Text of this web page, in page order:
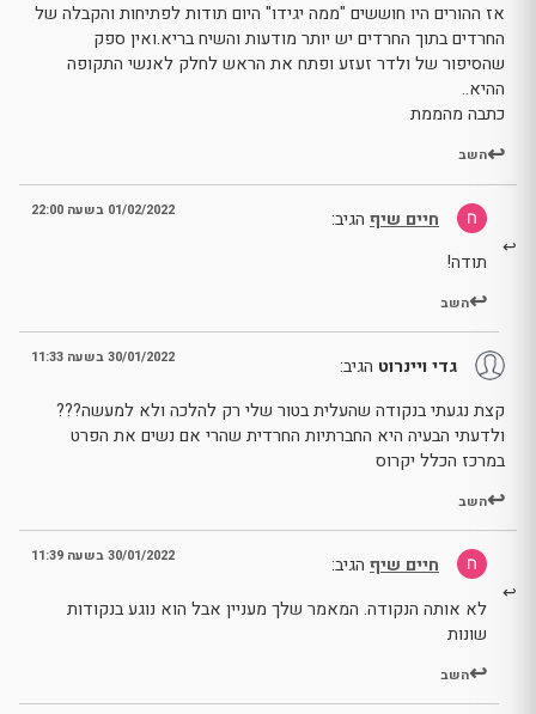
אז ההורים היו חוששים "ממה יגידו" היום תודות לפתיחות והקבלה של
החרדים בתוך החרדים יש יותר מודעות והשיח בריא.ואין ספק
שהסיפור של ולדר זעזע ופתח את הראש לחלק לאנשי התקופה
ההיא..
כתבה מהממת
השב
חיים שיף הגיב: 01/02/2022 בשעה 22:00
תודה!
השב
גדי ויינרוט הגיב: 30/01/2022 בשעה 11:33
קצת נגעתי בנקודה שהעלית בטור שלי רק להלכה ולא למעשה???
ולדעתי הבעיה היא החברתיות החרדית שהרי אם נשים את הפרט
במרכז הכלל יקרוס
השב
חיים שיף הגיב: 30/01/2022 בשעה 11:39
לא אותה הנקודה. המאמר שלך מעניין אבל הוא נוגע בנקודות
שונות
השב